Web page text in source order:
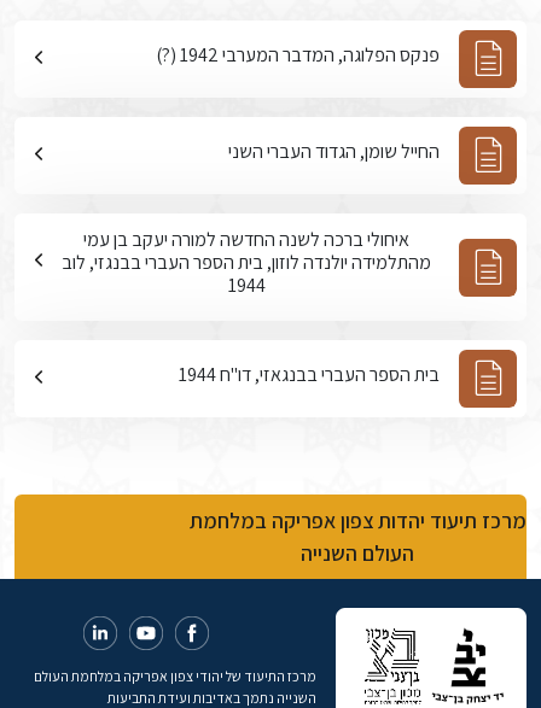
פנקס הפלוגה, המדבר המערבי 1942 (?)
החייל שומן, הגדוד העברי השני
איחולי ברכה לשנה החדשה למורה יעקב בן עמי
מהתלמידה יולנדה לוזון, בית הספר העברי בבנגזי, לוב
1944
בית הספר העברי בבנגאזי, דו"ח 1944
מרכז תיעוד יהדות צפון אפריקה במלחמת
העולם השנייה
מרכז התיעוד של יהודי צפון אפריקה במלחמת העולם
השנייה נתמך באדיבות ועידת התביעות